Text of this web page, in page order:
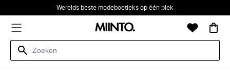
Werelds beste modeboetieks op één plek